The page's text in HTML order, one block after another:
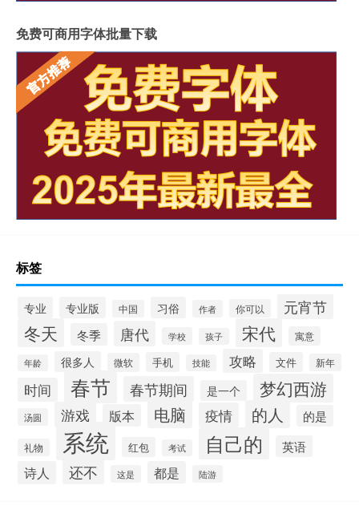
免费可商用字体批量下载
标签
专业 专业版 中国 习俗 作者 你可以 元宵节
冬天 冬季 唐代 学校 孩子 宋代 寓意
年龄 很多人 微软 手机 技能 攻略 文件 新年
时间 春节 春节期间 是一个 梦幻西游
汤圆 游戏 版本 电脑 疫情 的人 的是
礼物 系统 红包 考试 自己的 英语
诗人 还不 这是 都是 陆游